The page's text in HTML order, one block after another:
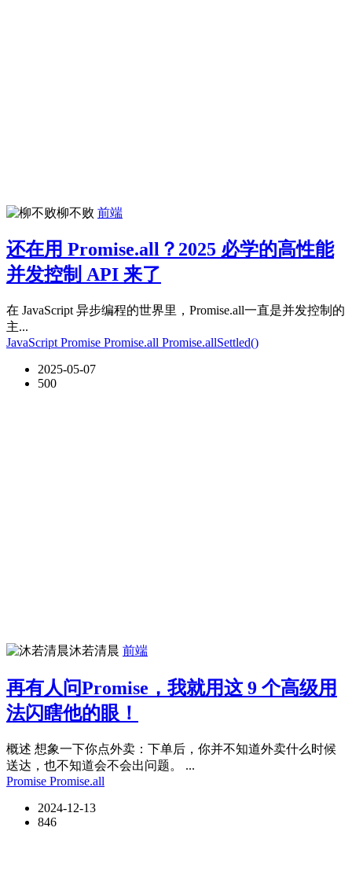
柳不败 前端
还在用 Promise.all？2025 必学的高性能
并发控制 API 来了
在 JavaScript 异步编程的世界里，Promise.all一直是并发控制的
主...
JavaScript Promise Promise.all Promise.allSettled()
2025-05-07
500
沐若清晨 前端
再有人问Promise，我就用这 9 个高级用
法闪瞎他的眼！
概述 想象一下你点外卖：下单后，你并不知道外卖什么时候
送达，也不知道会不会出问题。 ...
Promise Promise.all
2024-12-13
846